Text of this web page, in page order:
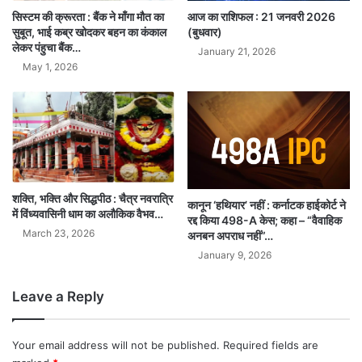
सिस्टम की क्रूरता : बैंक ने माँगा मौत का
सुबूत, भाई कब्र खोदकर बहन का कंकाल
लेकर पंहुचा बैंक…
May 1, 2026
आज का राशिफल : 21 जनवरी 2026
(बुधवार)
January 21, 2026
शक्ति, भक्ति और सिद्धपीठ : चैत्र नवरात्रि
में विंध्यवासिनी धाम का अलौकिक वैभव…
March 23, 2026
कानून ‘हथियार’ नहीं : कर्नाटक हाईकोर्ट ने
रद्द किया 498-A केस; कहा – “वैवाहिक
अनबन अपराध नहीं”…
January 9, 2026
Leave a Reply
Your email address will not be published. Required fields are